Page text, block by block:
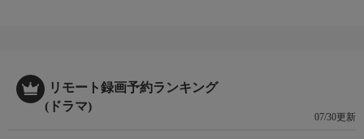
リモート録画予約ランキング
(ドラマ)
07/30更新